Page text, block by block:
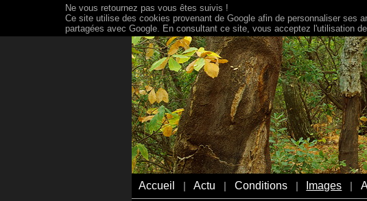
Accueil Actu Conditions Images
Ne vous retournez pas vous êtes suivis !
Ce site utilise des cookies provenant de Google afin de personnaliser
partagées avec Google. En consultant ce site, vous acceptez l'utilisation